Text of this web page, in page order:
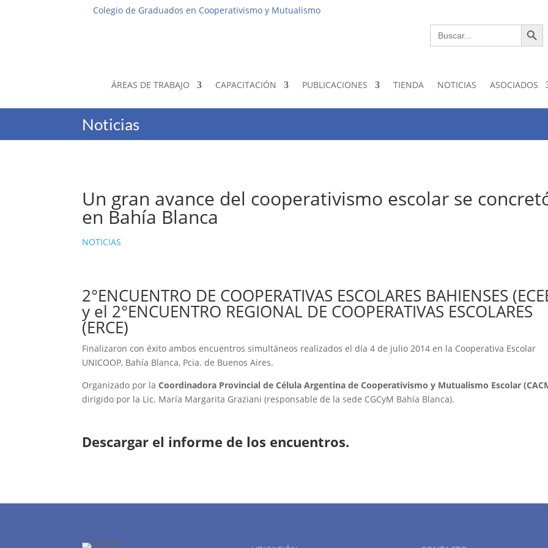
Colegio de Graduados en Cooperativismo y Mutualismo
Buscar:
Botón de
ÁREAS DE TRABAJO CAPACITACIÓN PUBLICACIONES TIENDA NOTICIAS ASOCIADOS
Noticias
Un gran avance del cooperativismo escolar se
en Bahía Blanca
NOTICIAS
2°ENCUENTRO DE COOPERATIVAS ESCOLARES BAHIENSES
y el 2°ENCUENTRO REGIONAL DE COOPERATIVAS ESCOLARES
(ERCE)
Finalizaron con éxito ambos encuentros simultáneos realizados el día 4 de julio 2014 en la Cooperativa Escolar
UNICOOP, Bahía Blanca, Pcia. de Buenos Aires.
Organizado por laCoordinadora Provincial de Célula Argentina de Cooperativismo y Mutualismo Escolar
dirigido por la Lic. María Margarita Graziani (responsable de la sede CGCyM Bahía Blanca).
Descargar el informe de los encuentros.